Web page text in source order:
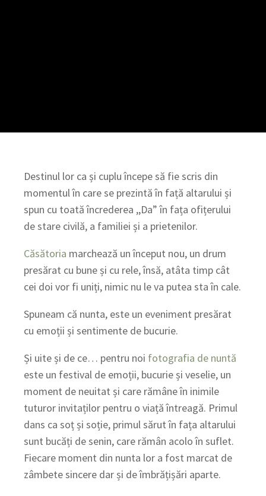
Destinul lor ca și cuplu începe să fie scris din
momentul în care se prezintă în față altarului și
spun cu toată încrederea ,,Da” în fața ofițerului
de stare civilă, a familiei și a prietenilor.
Căsătoria marchează un început nou, un drum
presărat cu bune și cu rele, însă, atâta timp cât
cei doi vor fi uniți, nimic nu le va putea sta în cale.
Spuneam că nunta, este un eveniment presărat
cu emoții și sentimente de bucurie.
Și uite și de ce… pentru noi fotografia de nuntă
este un festival de emoții, bucurie și veselie, un
moment de neuitat și care rămâne în inimile
tuturor invitaților pentru o viață întreagă. Primul
dans ca soț și soție, primul sărut în fața altarului
sunt bucăți de senin, care rămân acolo în suflet.
Fiecare moment din nunta lor a fost marcat de
zâmbete sincere dar și de îmbrățișări aparte.